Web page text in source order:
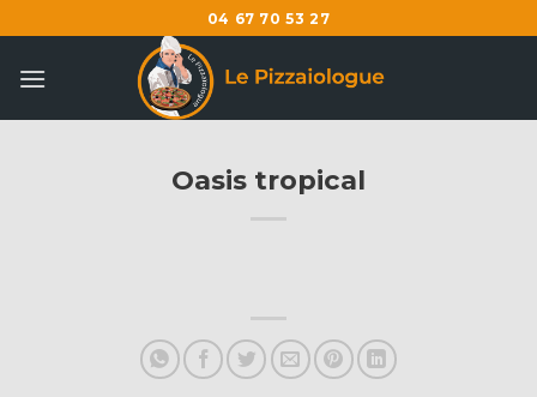
to
content
04 67 70 53 27
Oasis tropical